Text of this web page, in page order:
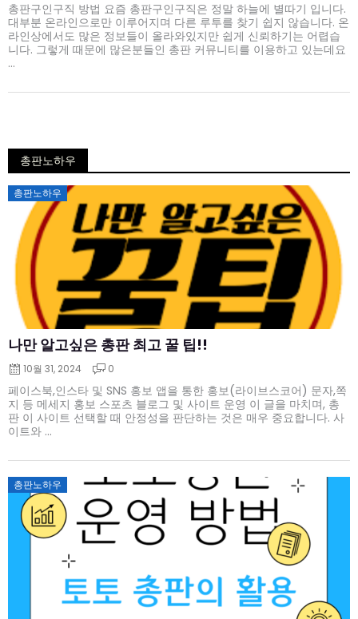
총판구인구직 방법 요즘 총판구인구직은 정말 하늘에 별따기 입니다.
대부분 온라인으로만 이루어지며 다른 루투를 찾기 쉽지 않습니다. 온
라인상에서도 많은 정보들이 올라와있지만 쉽게 신뢰하기는 어렵습
니다. 그렇게 때문에 많은분들인 총판 커뮤니티를 이용하고 있는데요
...
총판노하우
총판노하우
나만 알고싶은 총판 최고 꿀 팁!!
Posted
on
10월 31, 2024 0
페이스북,인스타 및 SNS 홍보 앱을 통한 홍보(라이브스코어) 문자,쪽
지 등 메세지 홍보 스포츠 블로그 및 사이트 운영 이 글을 마치며, 총
판 이 사이트 선택할 때 안정성을 판단하는 것은 매우 중요합니다. 사
이트와 ...
총판노하우
Posted
on